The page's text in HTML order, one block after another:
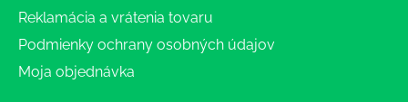
Reklamácia a vrátenia tovaru
Podmienky ochrany osobných údajov
Moja objednávka